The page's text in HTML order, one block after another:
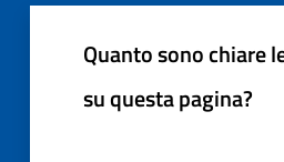
Quanto sono chiare
su questa pagina?